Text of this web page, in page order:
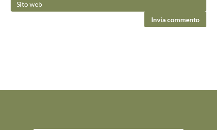
Invia commento